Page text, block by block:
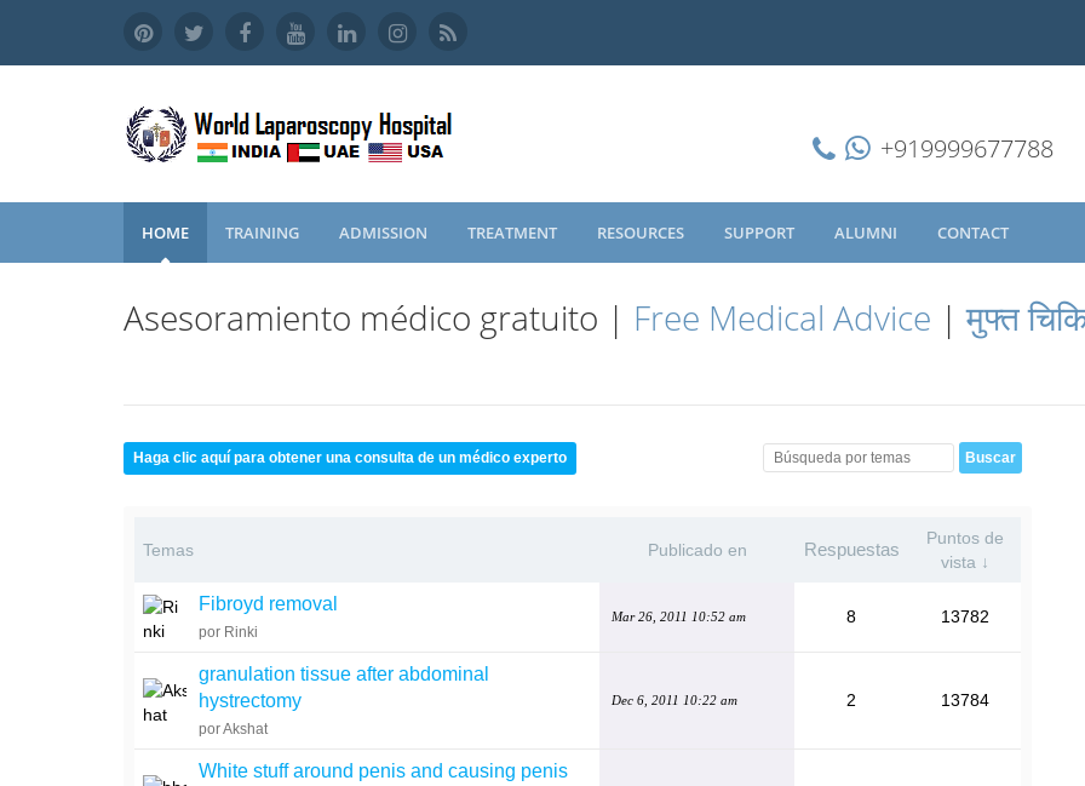
+919999677788
HOME TRAINING ADMISSION TREATMENT RESOURCES SUPPORT ALUMNI CONTACT
Asesoramiento médico gratuito | Free Medical Advice |मुफ्त
Haga clic aquí para obtener una consulta de un médico experto
Temas Publicado en Respuestas
Puntos de
vista ↓
Fibroyd removal
por Rinki
Mar 26, 2011 10:52 am 8 13782
granulation tissue after abdominal
hystrectomy
por Akshat
Dec 6, 2011 10:22 am 2 13784
White stuff around penis and causing penis